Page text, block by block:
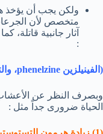
ولكن يجب أن يؤخذ
متخصص لأن
آثار جانبية قاتلة،
:
(الفينيلزين phenelzine، والترانيلسيبرومين tranylcypromine).
وبصرف النظر عن
الحياة ضرورى جداً مثل :